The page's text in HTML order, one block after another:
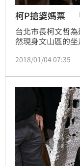
柯P搶婆媽票
台北市長柯文哲
然現身文山區的
聲不斷。從先前幾
搶票。
2018/01/04 07:35